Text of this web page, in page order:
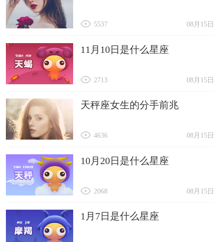
08月15日
5537
11月10日是什么星座
08月15日
2713
天秤座女生的分手前兆
08月15日
4636
10月20日是什么星座
08月15日
2068
1月7日是什么星座